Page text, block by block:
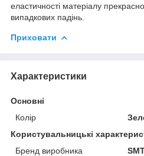
еластичності матеріалу
випадкових падінь.
Приховати
Характеристики
Основні
Колір
Користувальницькі
Бренд виробника